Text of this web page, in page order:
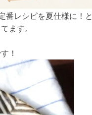
番レシピを夏仕様に！
ます。
！